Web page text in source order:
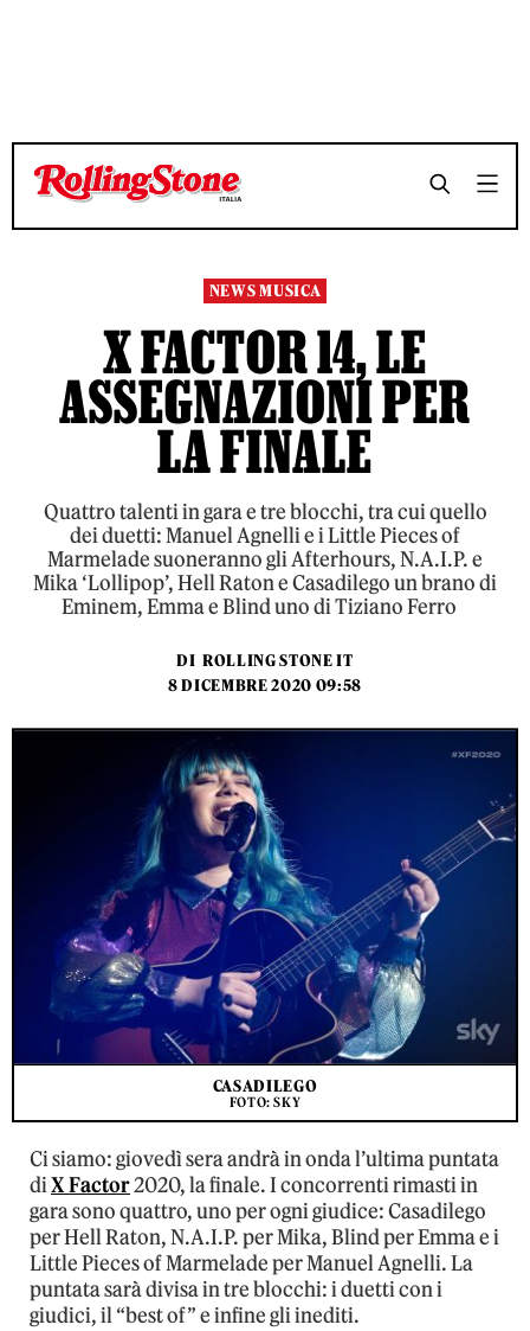
TEMPO DI LETTURA 3 MINUTI SHARE
TEMPO DI LETTURA 3 MINUTI SHARE
NEWS MUSICA
X FACTOR 14, LE
ASSEGNAZIONI PER
LA FINALE
Quattro talenti in gara e tre blocchi, tra cui quello
dei duetti: Manuel Agnelli e i Little Pieces of
Marmelade suoneranno gli Afterhours, N.A.I.P. e
Mika ‘Lollipop’, Hell Raton e Casadilego un brano di
Eminem, Emma e Blind uno di Tiziano Ferro
DI ROLLING STONE IT
8 DICEMBRE 2020 09:58
CASADILEGO
FOTO: SKY
Ci siamo: giovedì sera andrà in onda l’ultima puntata
diX Factor2020, la finale. I concorrenti rimasti in
gara sono quattro, uno per ogni giudice: Casadilego
per Hell Raton, N.A.I.P. per Mika, Blind per Emma e i
Little Pieces of Marmelade per Manuel Agnelli. La
puntata sarà divisa in tre blocchi: i duetti con i
giudici, il “best of” e infine gli inediti.